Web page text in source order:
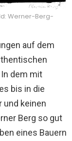
Werner-Berg-
auf dem
dem mit
bis in die
und keinen
Berg so gut
eines Bauern